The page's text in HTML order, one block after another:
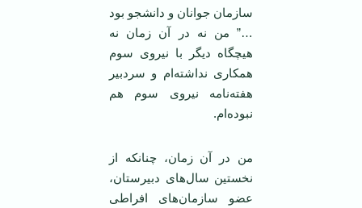
سازمان جوانان و دانشجو بود
…” من نه در آن زمان نه
هیچگاه دیگر با نیروی سوم
همکاری نداشته‌ام و سردبیر
هفته‌نامه نیروی سوم هم
نبوده‌ام.
من در آن زمان، چنانکه از
نخستین سال‌های دبیرستان،
عضو سازمان‌های افراطی